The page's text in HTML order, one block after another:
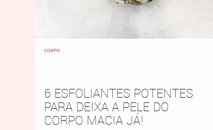
CORPO
6 ESFOLIANTES POTENTES
PARA DEIXA A PELE DO
CORPO MACIA JÁ!